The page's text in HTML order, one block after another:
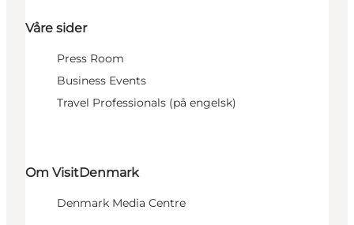
Våre sider
Press Room
Business Events
Travel Professionals (på engelsk)
Om VisitDenmark
Denmark Media Centre